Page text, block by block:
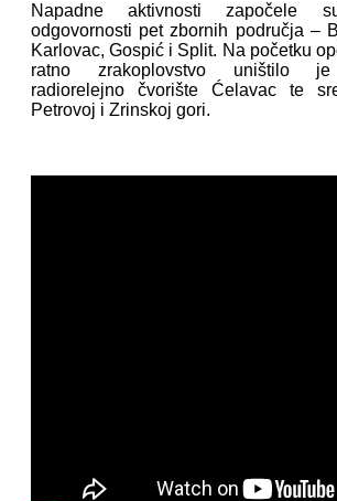
Napadne aktivnosti započele
odgovornosti pet zbornih područja –
Karlovac, Gospić i Split. Na početku
ratno zrakoplovstvo uništilo je
radiorelejno čvorište Ćelavac te
Petrovoj i Zrinskoj gori.